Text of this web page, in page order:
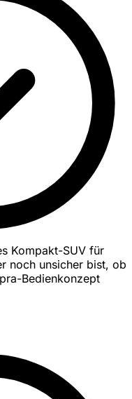
Kompakt-SUV für
noch unsicher bist, ob
Bedienkonzept